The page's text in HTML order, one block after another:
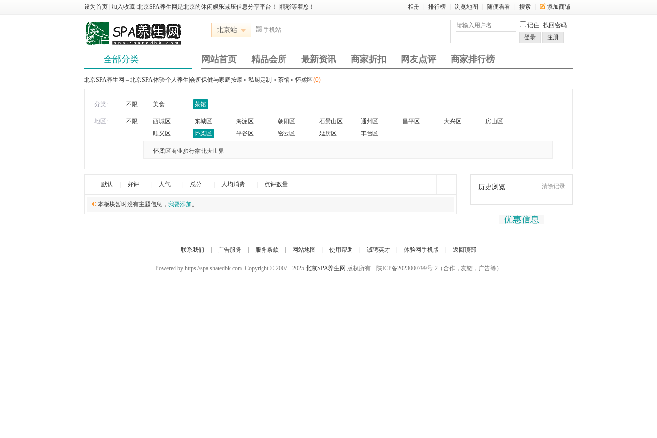
设为首页 加入收藏 北京SPA养生网是北京的休闲娱乐减压信息分享平台！ 精彩等着您！ 相册 排行榜 浏览地图 随便看看 搜索 添加商铺
北京站 手机站
记住 找回密码
登录
注册
全部分类 网站首页 精品会所 最新资讯 商家折扣 网友点评 商家排行榜
北京SPA养生网 – 北京SPA|体验个人养生|会所保健与家庭按摩 » 私厨定制 » 茶馆 »怀柔区(0)
分类: 不限 美食 茶馆
地区: 不限 西城区 东城区 海淀区 朝阳区 石景山区 通州区 昌平区 大兴区
房山区
顺义区
怀柔区 平谷区 密云区 延庆区 丰台区
怀柔区商业步行街京北大世界
默认 好评 人气 总分 人均消费 点评数量
本板块暂时没有主题信息， 我要添加。
清除记录
历史浏览
优惠信息
联系我们 广告服务 服务条款 网站地图 使用帮助 诚聘英才 体验网手机版 返回顶部
Powered by https://spa.sharedbk.com Copyright © 2007 - 2025 北京SPA养生网 版权所有 陕ICP备2023000799号-2（合作，友链，广告等）